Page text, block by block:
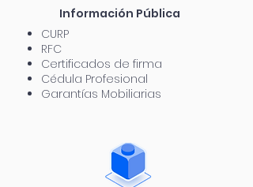
Información Pública
CURP
RFC
Certificados de firma
Cédula Profesional
Garantías Mobiliarias